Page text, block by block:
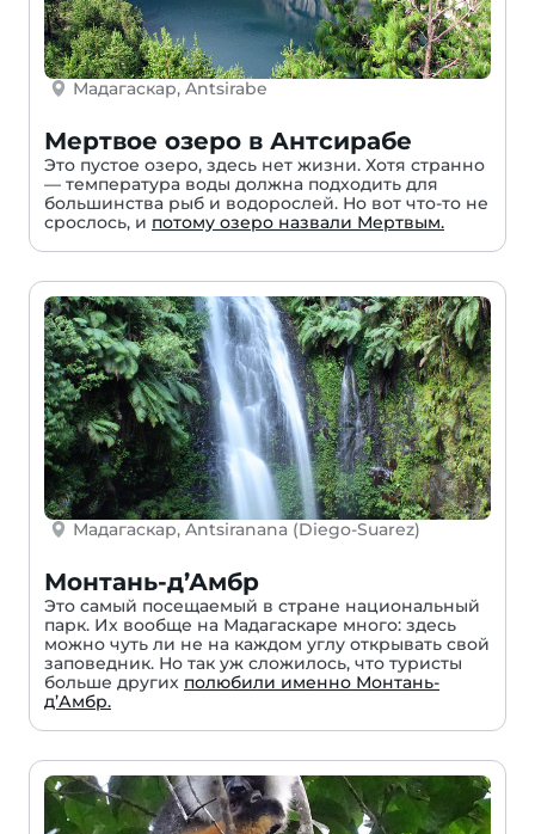
Мадагаскар, Antsirabe
Мертвое озеро в Антсирабе
Это пустое озеро, здесь нет жизни. Хотя странно
— температура воды должна подходить для
большинства рыб и водорослей. Но вот что-то не
срослось, и потому озеро назвали Мертвым.
Мадагаскар, Antsiranana (Diego-Suarez)
Монтань-д’Амбр
Это самый посещаемый в стране национальный
парк. Их вообще на Мадагаскаре много: здесь
можно чуть ли не на каждом углу открывать свой
заповедник. Но так уж сложилось, что туристы
больше других полюбили именно Монтань-
д’Амбр.